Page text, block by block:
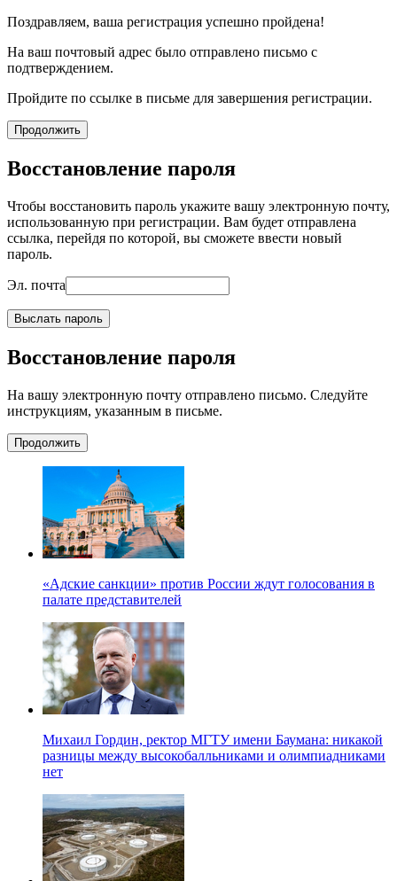
Поздравляем, ваша регистрация успешно пройдена!
На ваш почтовый адрес было отправлено письмо с
подтверждением.
Пройдите по ссылке в письме для завершения регистрации.
Продолжить
Восстановление пароля
Чтобы восстановить пароль укажите вашу электронную почту,
использованную при регистрации. Вам будет отправлена
ссылка, перейдя по которой, вы сможете ввести новый
пароль.
Эл. почта
Выслать пароль
Восстановление пароля
На вашу электронную почту отправлено письмо. Следуйте
инструкциям, указанным в письме.
Продолжить
«Адские санкции» против России ждут голосования в
палате представителей
Михаил Гордин, ректор МГТУ имени Баумана: никакой
разницы между высокобалльниками и олимпиадниками
нет